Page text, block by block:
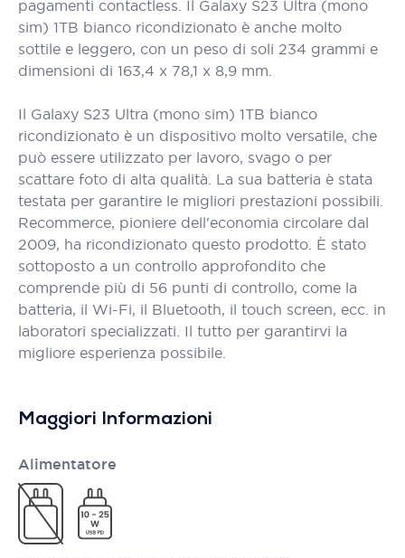
pagamenti contactless. Il Galaxy S23 Ultra (mono
sim) 1TB bianco ricondizionato è anche molto
sottile e leggero, con un peso di soli 234 grammi e
dimensioni di 163,4 x 78,1 x 8,9 mm.
Il Galaxy S23 Ultra (mono sim) 1TB bianco
ricondizionato è un dispositivo molto versatile, che
può essere utilizzato per lavoro, svago o per
scattare foto di alta qualità. La sua batteria è stata
testata per garantire le migliori prestazioni possibili.
Recommerce, pioniere dell'economia circolare dal
2009, ha ricondizionato questo prodotto. È stato
sottoposto a un controllo approfondito che
comprende più di 56 punti di controllo, come la
batteria, il Wi-Fi, il Bluetooth, il touch screen, ecc. in
laboratori specializzati. Il tutto per garantirvi la
migliore esperienza possibile.
Maggiori Informazioni
Alimentatore